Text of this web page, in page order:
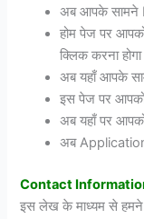
अब आपके सामने
होम पेज पर
क्लिक करना
अब यहाँ आपके
इस पेज पर आपको
अब यहाँ पर
अब
Contact
इस लेख के माध्यम से